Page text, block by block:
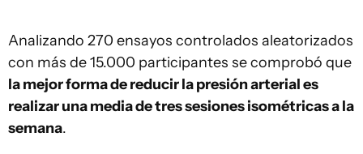
Analizando 270 ensayos controlados aleatorizados
con más de 15.000 participantes se comprobó que
la mejor forma de reducir la presión arterial es
realizar una media de tres sesiones isométricas a la
semana.